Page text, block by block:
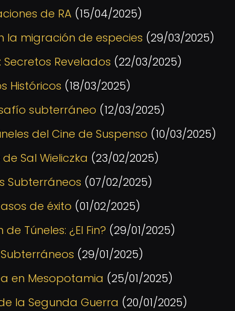
de RA (15/04/2025)
la migración de especies (29/03/2025)
Revelados (22/03/2025)
Históricos (18/03/2025)
subterráneo (12/03/2025)
del Cine de Suspenso (10/03/2025)
Sal Wieliczka (23/02/2025)
Subterráneos (07/02/2025)
de éxito (01/02/2025)
Túneles: ¿El Fin? (29/01/2025)
(29/01/2025)
en Mesopotamia (25/01/2025)
la Segunda Guerra (20/01/2025)